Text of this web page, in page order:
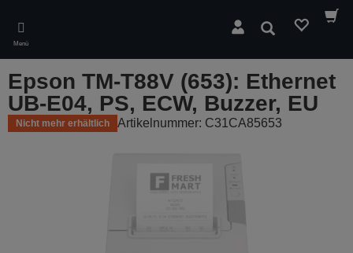
main
content
Menü
Suchen
Epson TM-T88V (653): Ethernet
UB-E04, PS, ECW, Buzzer, EU
Nicht mehr erhältlich Artikelnummer: C31CA85653